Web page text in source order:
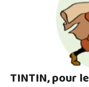
TINTIN, pour